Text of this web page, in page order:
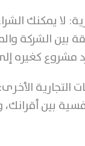
لا يمكنك
بين الشركة
كغيره
التجارية الأخرى:
بين